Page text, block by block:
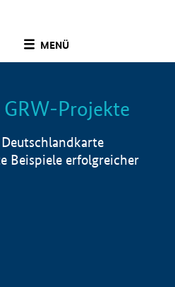
MENÜ
Info
Projekte
Beispiele erfolgreicher